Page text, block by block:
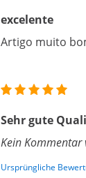
excelente
Artigo muito
Sehr gute
Kein Kommentar
Ursprüngliche